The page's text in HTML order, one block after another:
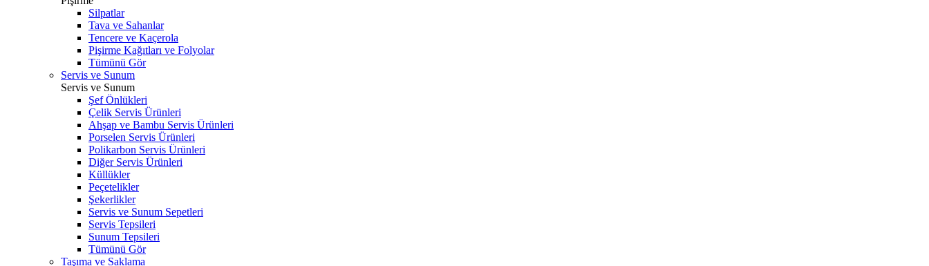
Silpatlar
Tava ve Sahanlar
Tencere ve Kaçerola
Pişirme Kağıtları ve Folyolar
Tümünü Gör
Servis ve Sunum
Servis ve Sunum
Şef Önlükleri
Çelik Servis Ürünleri
Ahşap ve Bambu Servis Ürünleri
Porselen Servis Ürünleri
Polikarbon Servis Ürünleri
Diğer Servis Ürünleri
Küllükler
Peçetelikler
Şekerlikler
Servis ve Sunum Sepetleri
Servis Tepsileri
Sunum Tepsileri
Tümünü Gör
Taşıma ve Saklama